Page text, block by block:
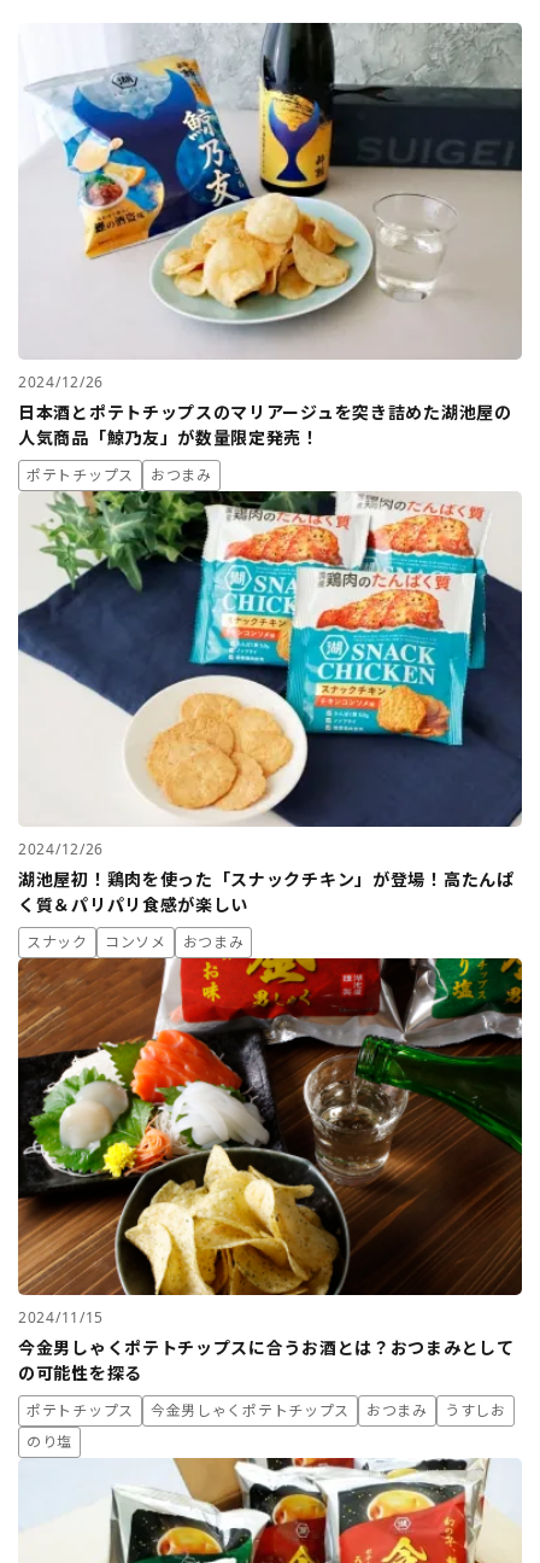
2024/12/26
日本酒とポテトチップスのマリアージュを突き詰めた湖池屋の
人気商品「鯨乃友」が数量限定発売！
ポテトチップス おつまみ
2024/12/26
湖池屋初！鶏肉を使った「スナックチキン」が登場！高たんぱ
く質＆パリパリ食感が楽しい
スナック コンソメ おつまみ
2024/11/15
今金男しゃくポテトチップスに合うお酒とは？おつまみとして
の可能性を探る
ポテトチップス 今金男しゃくポテトチップス おつまみ
うすしお
のり塩